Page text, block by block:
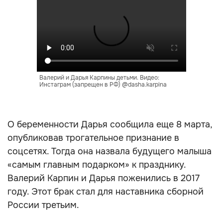
Валерий и Дарья Карпины детьми. Видео:
Инстаграм (запрещен в РФ) @dasha.karpina
О беременности Дарья сообщила еще 8 марта,
опубликовав трогательное признание в
соцсетях. Тогда она назвала будущего малыша
«самым главным подарком» к празднику.
Валерий Карпин и Дарья поженились в 2017
году. Этот брак стал для наставника сборной
России третьим.